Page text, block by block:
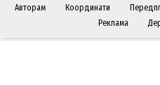
Авторам Координати
Реклама